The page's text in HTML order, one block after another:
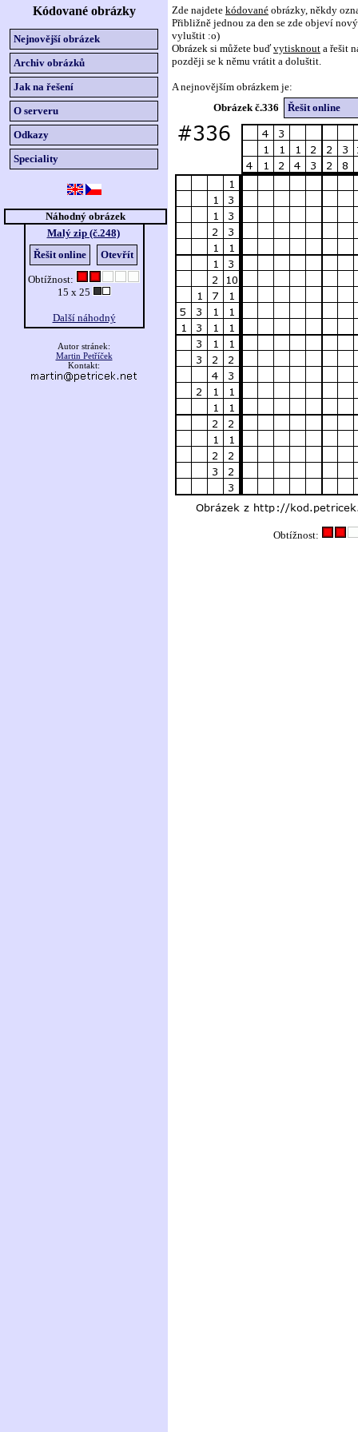
Kódované obrázky
Nejnovější obrázek
Archiv obrázků
Jak na řešení
O serveru
Odkazy
Speciality
Náhodný obrázek
Malý zip (č.248)
Řešit online
Otevřít
Obtížnost:
15 x 25
Další náhodný
Autor stránek:
Martin Petříček
Kontakt:
Zde najdete kódované obrázky, někdy
Přibližně jednou za den se zde objeví
vyluštit :o)
Obrázek si můžete buďvytisknout a řešit
později se k němu vrátit a doluštit.
A nejnovějším obrázkem je:
Obrázek č.336
Řešit online
Obtížnost: